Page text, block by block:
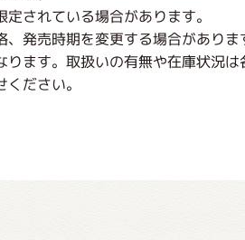
されている場合があります。
発売時期を変更する場合がありま
ます。取扱いの有無や在庫状況は
ださい。